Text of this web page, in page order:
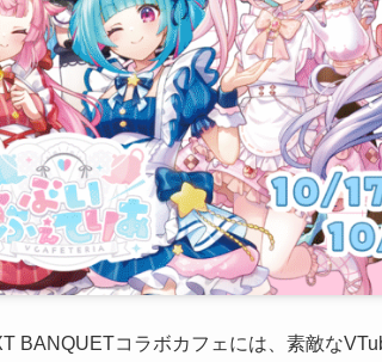
BANQUETコラボカフェには、素敵な